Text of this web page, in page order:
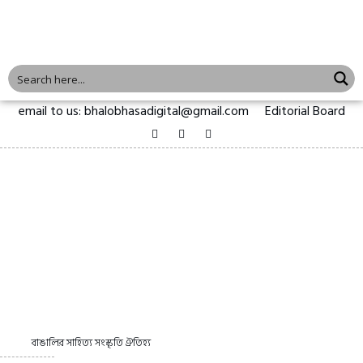
email to us: bhalobhasadigital@gmail.com Editorial Board
বাঙালির সাহিত্য সংস্কৃতি ঐতিহ্য